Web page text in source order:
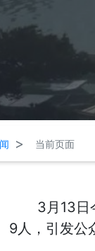
> 当前页面
3月13日
9人，引发公